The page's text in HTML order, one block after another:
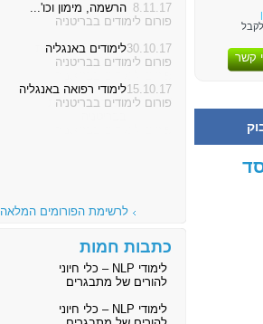
קשר
8.11.17 הרשמה, מימון וכו'...
פורום לימודים בבריטניה
30.10.17לימודים באנגליה
פורום לימודים בבריטניה
15.10.17לימודי רפואה באנגליה
פורום לימודים בבריטניה
לרשימת הפורומים המלאה
כתבות חמות
לימודי NLP – כלי חיוני
להורים של מתבגרים
לימודי NLP – כלי חיוני